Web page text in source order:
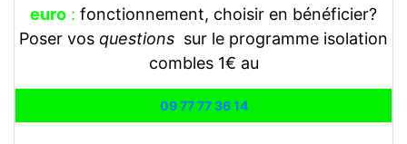
euro : fonctionnement, choisir en bénéficier?
Poser vos questions sur le programme isolation
combles 1€ au
09 77 77 36 14